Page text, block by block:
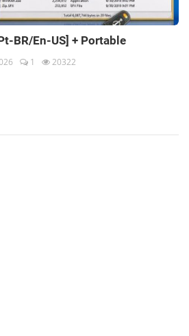
BR/En-US] + Portable
1 20322